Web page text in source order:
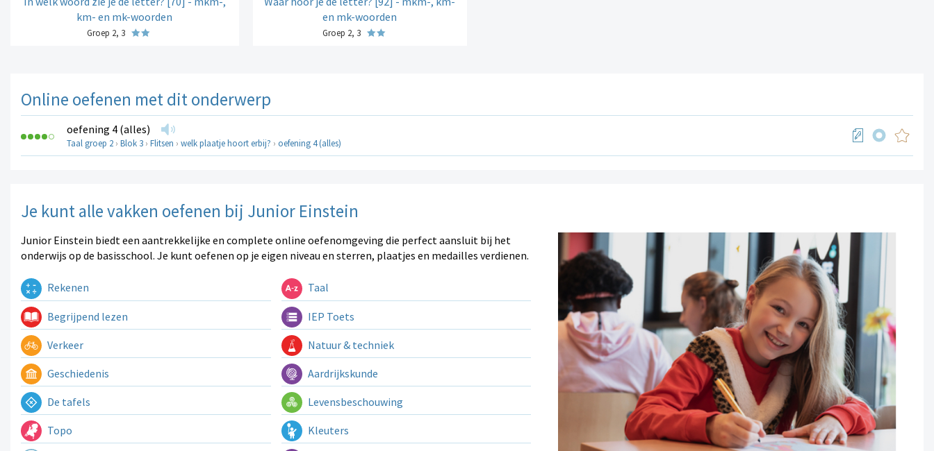
km- en mk-woorden
Groep 2, 3
en mk-woorden
Groep 2, 3
Online oefenen met dit onderwerp
oefening 4 (alles)
Taal groep 2 › Blok 3 › Flitsen › welk plaatje hoort erbij? › oefening 4 (alles)
Je kunt alle vakken oefenen bij Junior Einstein
Junior Einstein biedt een aantrekkelijke en complete online oefenomgeving die perfect aansluit bij het
onderwijs op de basisschool. Je kunt oefenen op je eigen niveau en sterren, plaatjes en medailles verdienen.
Rekenen Taal
Begrijpend lezen IEP Toets
Verkeer Natuur & techniek
Geschiedenis Aardrijkskunde
De tafels Levensbeschouwing
Topo Kleuters